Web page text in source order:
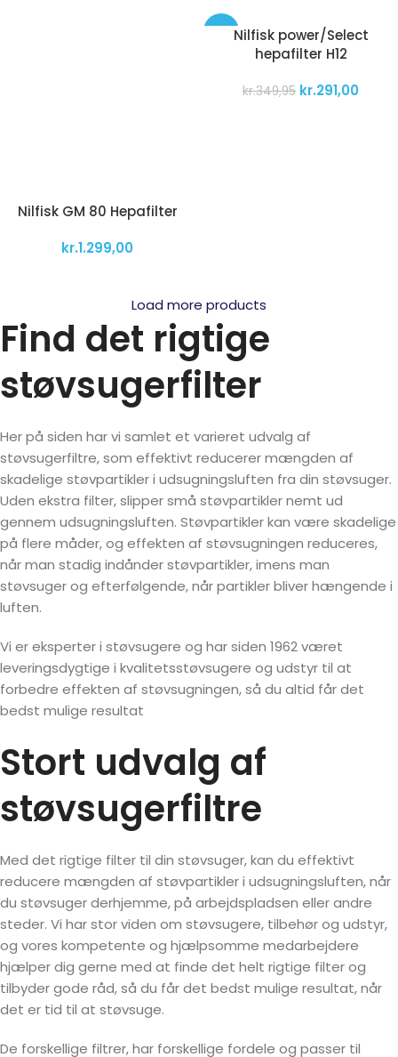
Nilfisk GM 80 Hepafilter
kr.1.299,00
Nilfisk power/Select
hepafilter H12
kr.349,95 kr.291,00
Load more products
Find det rigtige
støvsugerfilter
Her på siden har vi samlet et varieret udvalg af
støvsugerfiltre, som effektivt reducerer mængden af
skadelige støvpartikler i udsugningsluften fra din støvsuger.
Uden ekstra filter, slipper små støvpartikler nemt ud
gennem udsugningsluften. Støvpartikler kan være skadelige
på flere måder, og effekten af støvsugningen reduceres,
når man stadig indånder støvpartikler, imens man
støvsuger og efterfølgende, når partikler bliver hængende i
luften.
Vi er eksperter i støvsugere og har siden 1962 været
leveringsdygtige i kvalitetsstøvsugere og udstyr til at
forbedre effekten af støvsugningen, så du altid får det
bedst mulige resultat
Stort udvalg af
støvsugerfiltre
Med det rigtige filter til din støvsuger, kan du effektivt
reducere mængden af støvpartikler i udsugningsluften, når
du støvsuger derhjemme, på arbejdspladsen eller andre
steder. Vi har stor viden om støvsugere, tilbehør og udstyr,
og vores kompetente og hjælpsomme medarbejdere
hjælper dig gerne med at finde det helt rigtige filter og
tilbyder gode råd, så du får det bedst mulige resultat, når
det er tid til at støvsuge.
De forskellige filtrer, har forskellige fordele og passer til